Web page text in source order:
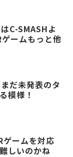
C-SMASHよ
ームもっと他
だ未発表のタ
模様！
ゲームを対応
しいのかね